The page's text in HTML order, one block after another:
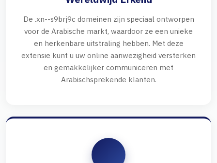
De .xn--s9brj9c domeinen zijn speciaal ontworpen
voor de Arabische markt, waardoor ze een unieke
en herkenbare uitstraling hebben. Met deze
extensie kunt u uw online aanwezigheid versterken
en gemakkelijker communiceren met
Arabischsprekende klanten.